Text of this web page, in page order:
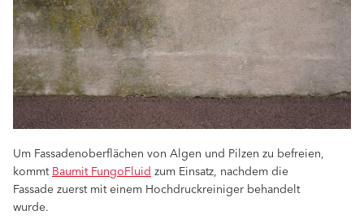
Um Fassadenoberflächen von Algen und Pilzen zu befreien,
kommtBaumit FungoFluidzum Einsatz, nachdem die
Fassade zuerst mit einem Hochdruckreiniger behandelt
wurde.